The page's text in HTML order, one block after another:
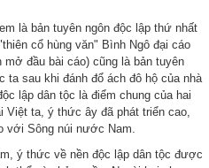
là bản tuyên ngôn độc lập thứ nhất
cổ hùng văn" Bình Ngô đại cáo
đầu bài cáo) cũng là bản tuyên
ta sau khi đánh đổ ách đô hộ của nhà
lập dân tộc là điểm chung của hai
Việt ta, ý thức ây đã phát triển cao,
với Sông núi nước Nam.
ý thức về nền độc lập dân tộc được